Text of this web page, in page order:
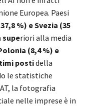
Europea. Paesi
%) e Svezia (35
superiori alla media
(8,4 %) e
postidella
le statistiche
la fotografia
nelle imprese è in